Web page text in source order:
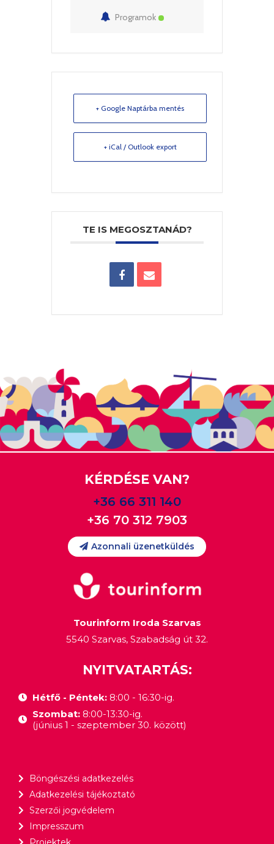
Programok
+ Google Naptárba mentés
+ iCal / Outlook export
TE IS MEGOSZTANÁD?
KÉRDÉSE VAN?
+36 66 311 140
+36 70 312 7903
Azonnali üzenetküldés
Tourinform Iroda Szarvas
5540 Szarvas, Szabadság út 32.
NYITVATARTÁS:
Hétfő - Péntek:8:00 - 16:30-ig.
Szombat: 8:00-13:30-ig.
(június 1 - szeptember 30. között)
Böngészési adatkezelés
Adatkezelési tájékoztató
Szerzői jogvédelem
Impresszum